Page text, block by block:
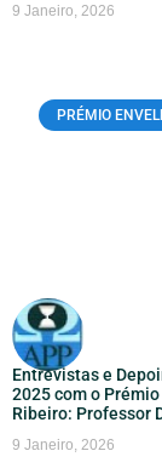
9 Janeiro, 2026
PRÉMIO
Entrevistas e
2025 com o
Ribeiro: Professor
9 Janeiro, 2026